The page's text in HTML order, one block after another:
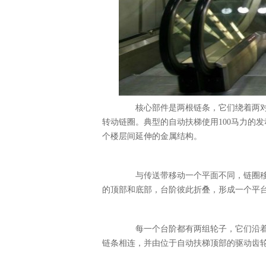
核心部件是两根链条，它们绕着两对
转动链圈。典型的自动扶梯使用100马力的
个楼层间延伸的金属结构。
与传送带移动一个平面不同，链圈移
的顶部和底部，台阶彼此折叠，形成一个平
每一个台阶都有两组轮子，它们沿着
链条相连，并由位于自动扶梯顶部的驱动齿